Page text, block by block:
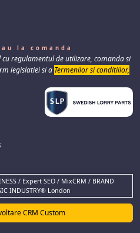
la comanda
regulamentul de utilizare, comanda si
legislatiei si a Termenilor si conditiilor,
/ Expert SEO / MixCRM / BRAND
INDUSTRY® London
CRM Custom